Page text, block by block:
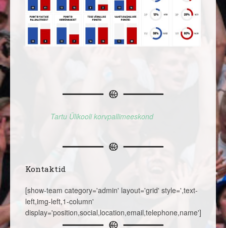
Tartu Ülikooli korvpallimeeskond
Kontaktid
[show-team category='admin' layout='grid' style=',text-
left,img-left,1-column'
display='position,social,location,email,telephone,name']